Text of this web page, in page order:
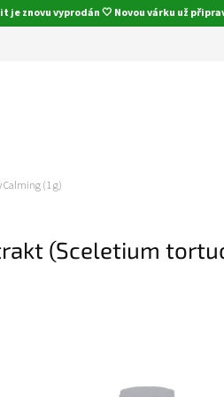
je znovu vyprodán 🤍 Novou várku už
(1 g)
(Sceletium